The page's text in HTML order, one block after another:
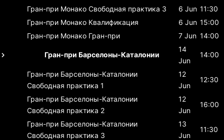
Гран-при Монако Свободная практика 3 6 Jun 11:30
Гран-при Монако Квалификация 6 Jun 15:00
Гран-при Монако Гран-при 7 Jun 14:00
Гран-при Барселоны-Каталонии
14
Jun
14:00
Гран-при Барселоны-Каталонии
Свободная практика 1
12
Jun
12:30
Гран-при Барселоны-Каталонии
Свободная практика 2
12
Jun
16:00
Гран-при Барселоны-Каталонии
Свободная практика 3
13
Jun
11:30